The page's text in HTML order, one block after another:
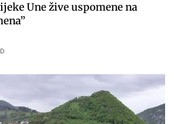
Une žive uspomene na